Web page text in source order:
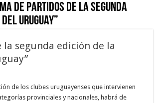
de partidos de la segunda
Uruguay”
segunda edición de la
de los clubes uruguayenses que intervienen
provinciales y nacionales, habrá de